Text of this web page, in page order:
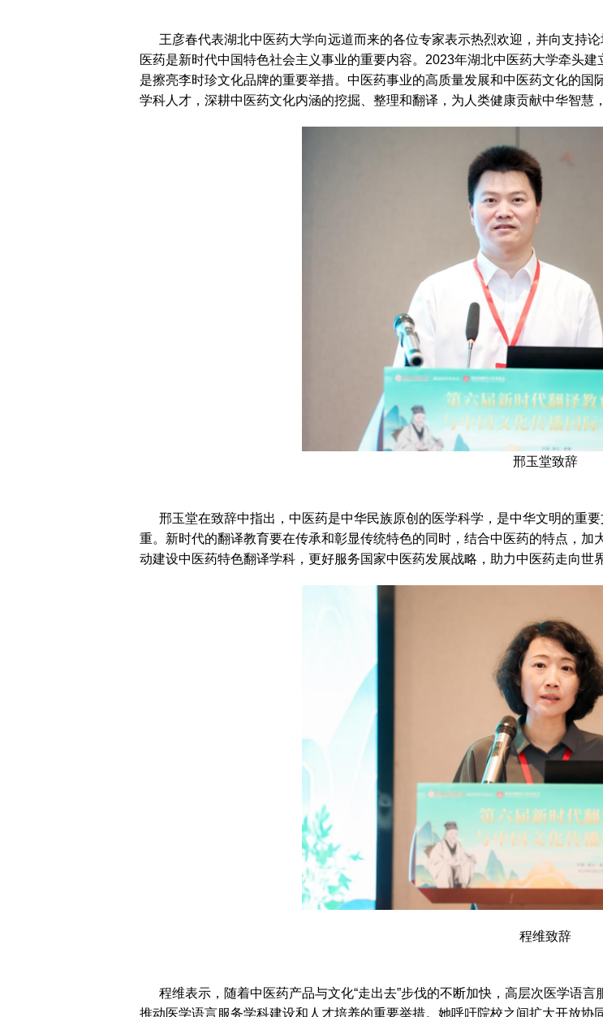
王彦春代表湖北中医药大学向远道而来的各位专家表示热烈欢迎，并向支持
医药是新时代中国特色社会主义事业的重要内容。2023年湖北中医药大学牵头
是擦亮李时珍文化品牌的重要举措。中医药事业的高质量发展和中医药文化的
学科人才，深耕中医药文化内涵的挖掘、整理和翻译，为人类健康贡献中华智慧
邢玉堂致辞
邢玉堂在致辞中指出，中医药是中华民族原创的医学科学，是中华文明的重
重。新时代的翻译教育要在传承和彰显传统特色的同时，结合中医药的特点，
动建设中医药特色翻译学科，更好服务国家中医药发展战略，助力中医药走向世界
程维致辞
程维表示，随着中医药产品与文化“走出去”步伐的不断加快，高层次医学语
推动医学语言服务学科建设和人才培养的重要举措。她呼吁院校之间扩大开放